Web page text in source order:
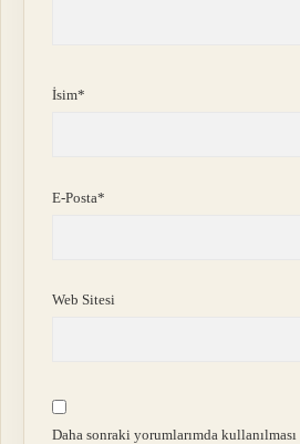
İsim*
E-Posta*
Web Sitesi
Daha sonraki yorumlarımda